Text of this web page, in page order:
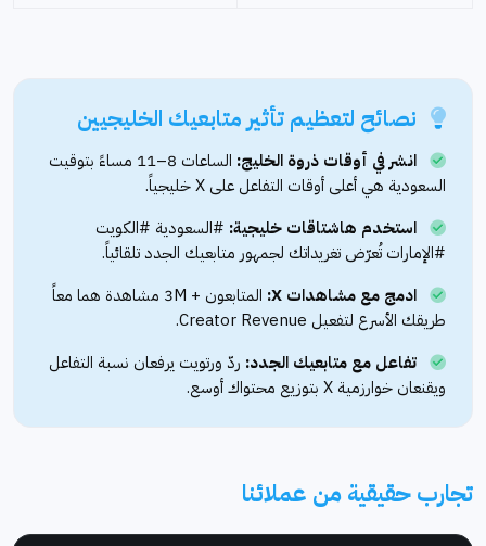
نصائح لتعظيم تأثير متابعيك الخليجيين
انشر في أوقات ذروة الخليج:
الساعات 8–11 مساءً بتوقيت
السعودية هي أعلى أوقات التفاعل على X خليجياً.
استخدم هاشتاقات خليجية: #السعودية #الكويت
#الإمارات تُعرّض تغريداتك لجمهور متابعيك الجدد تلقائياً.
ادمج مع مشاهدات X:
المتابعون + 3M مشاهدة هما معاً
طريقك الأسرع لتفعيل Creator Revenue.
تفاعل مع متابعيك الجدد: ردّ ورتويت يرفعان نسبة التفاعل
ويقنعان خوارزمية X بتوزيع محتواك أوسع.
تجارب حقيقية من عملائنا